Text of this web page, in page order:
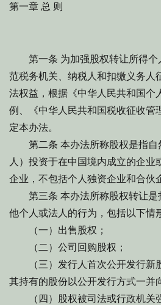
第一章 总 则
第一条 为加强股权转让所得个
范税务机关、纳税人和扣缴义务人
法权益，根据《中华人民共和国个
例、《中华人民共和国税收征收管
定本办法。
第二条 本办法所称股权是指自
人）投资于在中国境内成立的企业
企业，不包括个人独资企业和合伙
第三条 本办法所称股权转让是
他个人或法人的行为，包括以下情
（一）出售股权；
（二）公司回购股权；
（三）发行人首次公开发行新
其持有的股份以公开发行方式一并
（四）股权被司法或行政机关